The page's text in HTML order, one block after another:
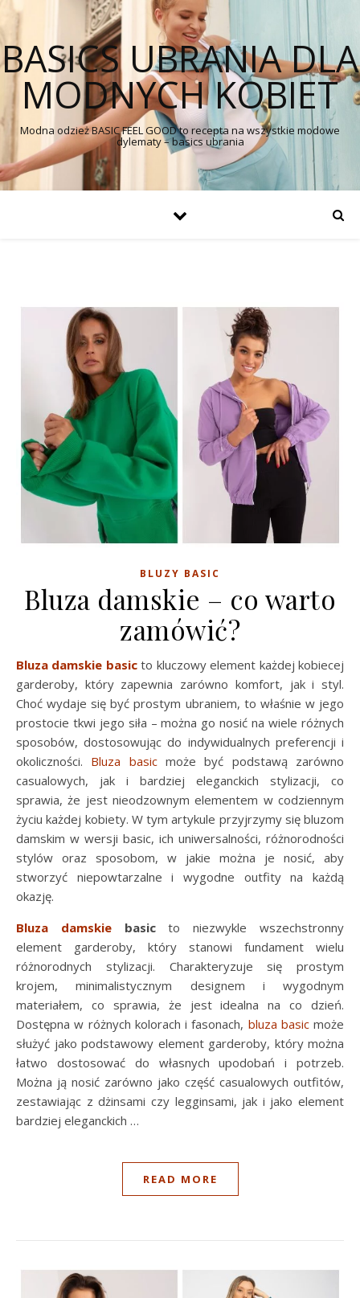
BASICS UBRANIA DLA
MODNYCH KOBIET
Modna odzież BASIC FEEL GOOD to recepta na wszystkie modowe
dylematy – basics ubrania
BLUZY BASIC
Bluza damskie – co warto
zamówić?
Bluza damskie basicto kluczowy element każdej kobiecej
garderoby, który zapewnia zarówno komfort, jak i styl.
Choć wydaje się być prostym ubraniem, to właśnie w jego
prostocie tkwi jego siła – można go nosić na wiele różnych
sposobów, dostosowując do indywidualnych preferencji i
okoliczności. Bluza basicmoże być podstawą zarówno
casualowych, jak i bardziej eleganckich stylizacji, co
sprawia, że jest nieodzownym elementem w codziennym
życiu każdej kobiety. W tym artykule przyjrzymy się bluzom
damskim w wersji basic, ich uniwersalności, różnorodności
stylów oraz sposobom, w jakie można je nosić, aby
stworzyć niepowtarzalne i wygodne outfity na każdą
okazję.
Bluza damskiebasicto niezwykle wszechstronny
element garderoby, który stanowi fundament wielu
różnorodnych stylizacji. Charakteryzuje się prostym
krojem, minimalistycznym designem i wygodnym
materiałem, co sprawia, że jest idealna na co dzień.
Dostępna w różnych kolorach i fasonach, bluza basicmoże
służyć jako podstawowy element garderoby, który można
łatwo dostosować do własnych upodobań i potrzeb.
Można ją nosić zarówno jako część casualowych outfitów,
zestawiając z dżinsami czy legginsami, jak i jako element
bardziej eleganckich …
READ MORE